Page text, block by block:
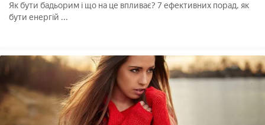
Як бути бадьорим і що на це впливає? 7 ефективних порад, як
бути енергій ...